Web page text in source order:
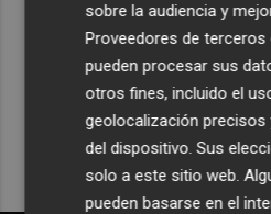
Recibe toda la
Plaza Podcast
Quiero
sobre la audiencia y
Proveedores de terceros
pueden procesar sus
otros fines, incluido el
geolocalización
del dispositivo. Sus
solo a este sitio web.
pueden basarse en el